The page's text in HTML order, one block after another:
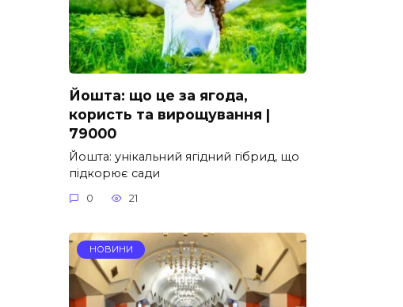
Йошта: що це за ягода,
користь та вирощування |
79000
Йошта: унікальний ягідний гібрид, що
підкорює сади
0 21
НОВИНИ